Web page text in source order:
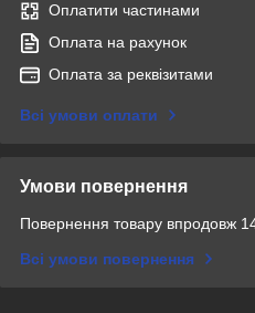
Оплатити частинами
Оплата на рахунок
Оплата за реквізитами
Всі умови оплати
Умови повернення
Повернення товару впродовж
Всі умови повернення